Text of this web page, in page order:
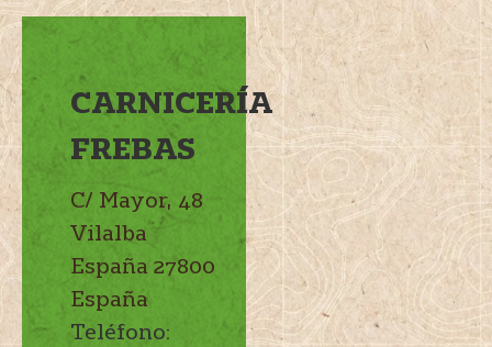
CARNICERÍA
FREBAS
C/ Mayor, 48
Vilalba
España 27800
España
Teléfono: